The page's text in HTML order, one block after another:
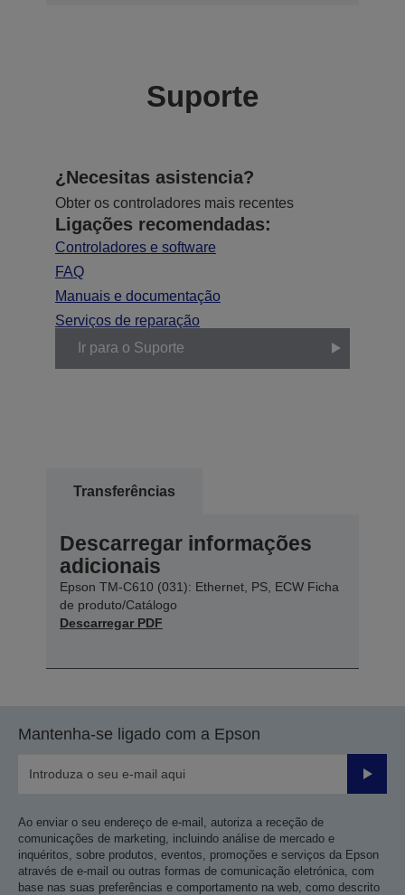
Suporte
¿Necesitas asistencia?
Obter os controladores mais recentes
Ligações recomendadas:
Controladores e software
FAQ
Manuais e documentação
Serviços de reparação
Ir para o Suporte
Transferências
Descarregar informações
adicionais
Epson TM-C610 (031): Ethernet, PS, ECW Ficha
de produto/Catálogo
Descarregar PDF
Mantenha-se ligado com a Epson
Enviar
Ao enviar o seu endereço de e-mail, autoriza a receção de
comunicações de marketing, incluindo análise de mercado e
inquéritos, sobre produtos, eventos, promoções e serviços da Epson
através de e-mail ou outras formas de comunicação eletrónica, com
base nas suas preferências e comportamento na web, como descrito